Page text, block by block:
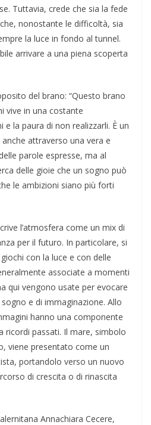
Tuttavia, crede che sia la fede
nonostante le difficoltà, sia
la luce in fondo al tunnel.
arrivare a una piena scoperta
del brano: “Questo brano
vive in una costante
la paura di non realizzarli. È un
attraverso una vera e
parole espresse, ma al
delle gioie che un sogno può
le ambizioni siano più forti
l’atmosfera come un mix di
per il futuro. In particolare, si
con la luce e con delle
associate a momenti
qui vengono usate per evocare
e di immaginazione. Allo
hanno una componente
ricordi passati. Il mare, simbolo
viene presentato come un
portandolo verso un nuovo
di crescita o di rinascita
Annachiara Cecere,